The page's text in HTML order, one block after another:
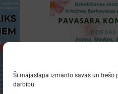
Šī mājaslapa izmanto savas un trešo
darbību.